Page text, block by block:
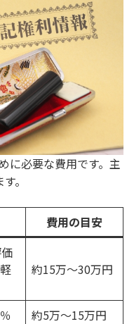
に必要な費用です。主
。
費用の目安
約15万～30万円
約5万～15万円